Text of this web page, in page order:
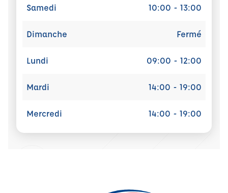
Samedi 10:00 - 13:00
Dimanche Fermé
Lundi 09:00 - 12:00
Mardi 14:00 - 19:00
Mercredi 14:00 - 19:00